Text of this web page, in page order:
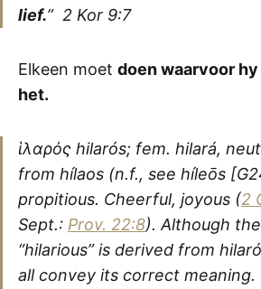
lief.” 2 Kor 9:7
Elkeen moet doen waarvoor
het.
ἱλαρός hilarós; fem. hilará,
from hílaos (n.f., see híleōs
propitious. Cheerful, joyous (2
Sept.: Prov. 22:8). Although
“hilarious” is derived from
all convey its correct